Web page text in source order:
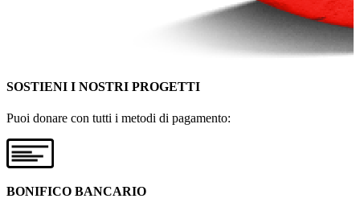
SOSTIENI I NOSTRI PROGETTI
Puoi donare con tutti i metodi di pagamento:
BONIFICO BANCARIO